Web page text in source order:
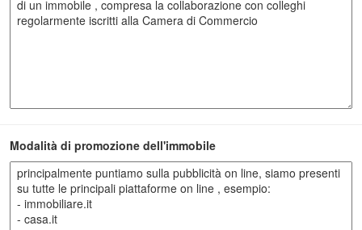
Modalità di promozione dell'immobile